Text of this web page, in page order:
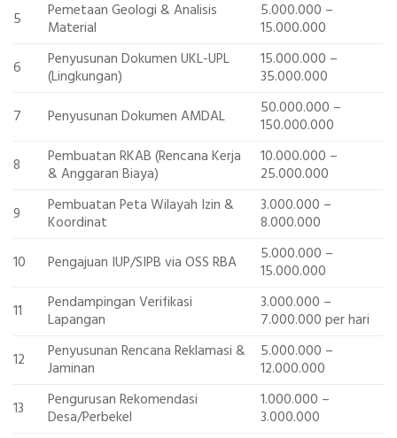
5
Pemetaan Geologi & Analisis
Material
5.000.000 –
15.000.000
6
Penyusunan Dokumen UKL-UPL
(Lingkungan)
15.000.000 –
35.000.000
7 Penyusunan Dokumen AMDAL
50.000.000 –
150.000.000
8
Pembuatan RKAB (Rencana Kerja
& Anggaran Biaya)
10.000.000 –
25.000.000
9
Pembuatan Peta Wilayah Izin &
Koordinat
3.000.000 –
8.000.000
10 Pengajuan IUP/SIPB via OSS RBA
5.000.000 –
15.000.000
11
Pendampingan Verifikasi
Lapangan
3.000.000 –
7.000.000 per hari
12
Penyusunan Rencana Reklamasi &
Jaminan
5.000.000 –
12.000.000
13
Pengurusan Rekomendasi
Desa/Perbekel
1.000.000 –
3.000.000